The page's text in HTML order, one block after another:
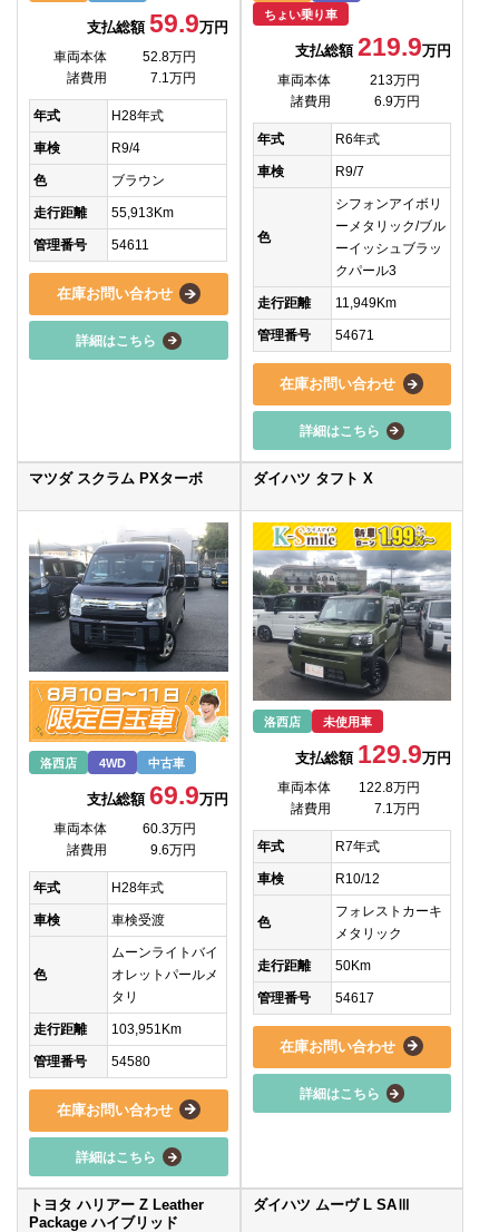
支払総額 59.9万円
車両本体
52.8万円
諸費用
7.1万円
年式 H28年式
車検 R9/4
色 ブラウン
走行距離 55,913Km
管理番号 54611
在庫お問い合わせ
詳細はこちら
ちょい乗り車
支払総額219.9万円
車両本体
213万円
諸費用
6.9万円
年式 R6年式
車検 R9/7
色
シフォンアイボリ
ーメタリック/ブル
ーイッシュブラッ
クパール3
走行距離 11,949Km
管理番号 54671
在庫お問い合わせ
詳細はこちら
マツダ スクラム PXターボ
洛西店 4WD 中古車
支払総額 69.9万円
車両本体
60.3万円
諸費用
9.6万円
年式 H28年式
車検 車検受渡
色
ムーンライトバイ
オレットパールメ
タリ
走行距離 103,951Km
管理番号 54580
在庫お問い合わせ
詳細はこちら
ダイハツ タフト X
洛西店 未使用車
支払総額 129.9万円
車両本体
122.8万円
諸費用
7.1万円
年式 R7年式
車検 R10/12
色
フォレストカーキ
メタリック
走行距離 50Km
管理番号 54617
在庫お問い合わせ
詳細はこちら
トヨタ ハリアー Z Leather
Package ハイブリッド
ダイハツ ムーヴ L SAⅢ